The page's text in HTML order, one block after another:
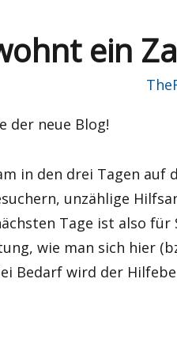
ein
der neue Blog!
in den drei Tagen auf
unzählige
Tage ist also
wie man sich hier
Bedarf wird der